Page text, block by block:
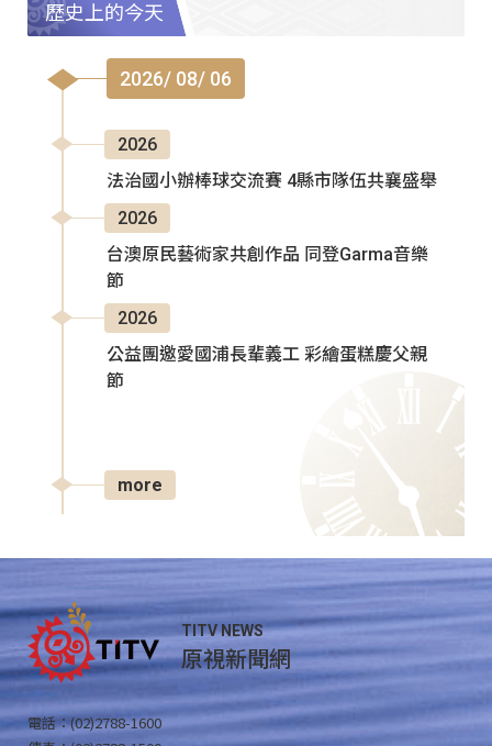
歷史上的今天
2026/ 08/ 06
2026
法治國小辦棒球交流賽 4縣市隊伍共襄盛舉
2026
台澳原民藝術家共創作品 同登Garma音樂
節
2026
公益團邀愛國浦長輩義工 彩繪蛋糕慶父親
節
more
TITV NEWS
原視新聞網
電話：(02)2788-1600